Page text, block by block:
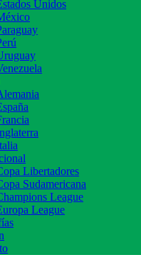
Unidos
Libertadores
Sudamericana
League
League